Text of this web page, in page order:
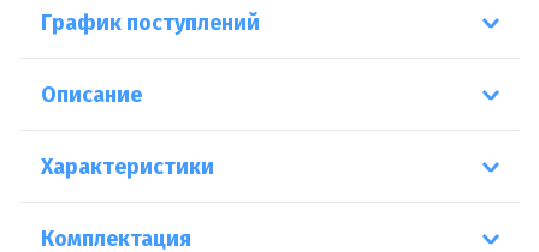
График поступлений
Описание
Характеристики
Комплектация